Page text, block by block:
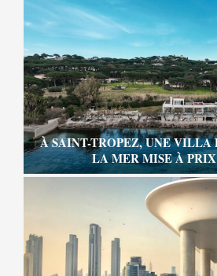
À SAINT-TROPEZ, UNE VILLA
LA MER MISE À